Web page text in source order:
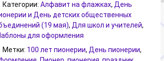
Категории: Алфавит на флажках, День
и День детских общественных
(19 мая), Для школ и учителей,
для оформления
Метки: 100 лет пионерии, День пионерии,